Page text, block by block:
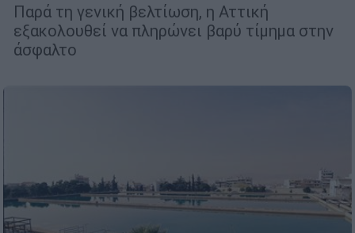
Παρά τη γενική βελτίωση, η Αττική
εξακολουθεί να πληρώνει βαρύ τίμημα στην
άσφαλτο